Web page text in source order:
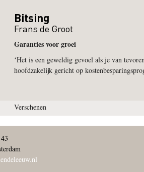
Bitsing
Frans de Groot
Garanties voor groei
‘Het is een geweldig gevoel als je van
hoofdzakelijk gericht op
Verschenen